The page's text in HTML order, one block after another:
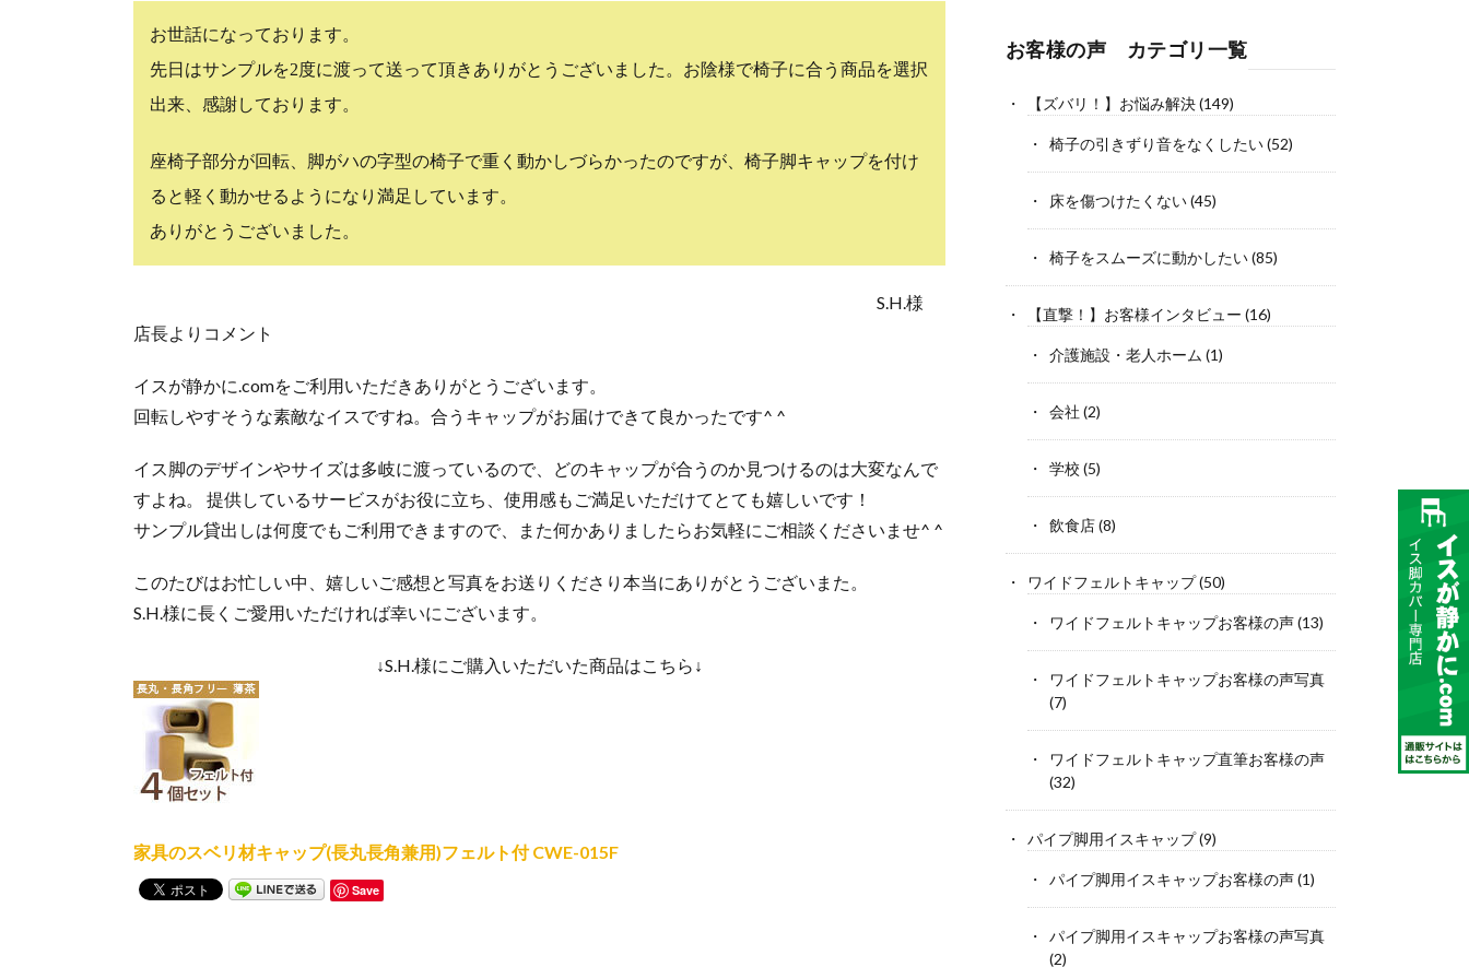
お世話になっております。
先日はサンプルを2度に渡って送って頂きありがとうございました。お陰様で椅子に合う商品を選択
出来、感謝しております。
座椅子部分が回転、脚がハの字型の椅子で重く動かしづらかったのですが、椅子脚キャップを付け
ると軽く動かせるようになり満足しています。
ありがとうございました。
S.H.様
店長よりコメント
イスが静かに.comをご利用いただきありがとうございます。
回転しやすそうな素敵なイスですね。合うキャップがお届けできて良かったです^ ^
イス脚のデザインやサイズは多岐に渡っているので、どのキャップが合うのか見つけるのは大変なんで
すよね。 提供しているサービスがお役に立ち、使用感もご満足いただけてとても嬉しいです！
サンプル貸出しは何度でもご利用できますので、また何かありましたらお気軽にご相談くださいませ^ ^
このたびはお忙しい中、嬉しいご感想と写真をお送りくださり本当にありがとうございまた。
S.H.様に長くご愛用いただければ幸いにございます。
↓S.H.様にご購入いただいた商品はこちら↓
家具のスベリ材キャップ(長丸長角兼用)フェルト付 CWE-015F
Save
お客様の声 カテゴリ一覧
【ズバリ！】お悩み解決(149)
椅子の引きずり音をなくしたい(52)
床を傷つけたくない(45)
椅子をスムーズに動かしたい(85)
【直撃！】お客様インタビュー (16)
介護施設・老人ホーム (1)
会社 (2)
学校 (5)
飲食店(8)
ワイドフェルトキャップ(50)
ワイドフェルトキャップお客様の声(13)
ワイドフェルトキャップお客様の声写真
(7)
ワイドフェルトキャップ直筆お客様の声
(32)
パイプ脚用イスキャップ(9)
パイプ脚用イスキャップお客様の声(1)
パイプ脚用イスキャップお客様の声写真
(2)